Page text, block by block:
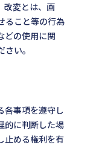
改変とは、画
ること等の行為
どの使用に関
い。
各事項を遵守し
的に判断した場
止める権利を有